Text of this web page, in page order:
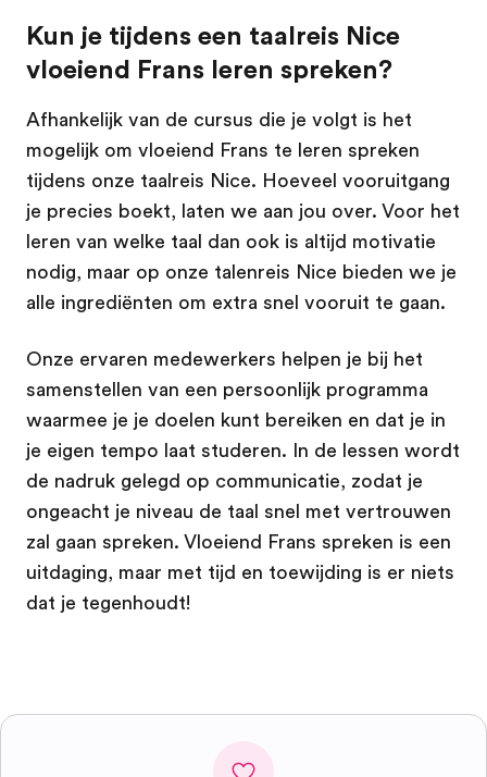
Kun je tijdens een taalreis Nice
vloeiend Frans leren spreken?
Afhankelijk van de cursus die je volgt is het
mogelijk om vloeiend Frans te leren spreken
tijdens onze taalreis Nice. Hoeveel vooruitgang
je precies boekt, laten we aan jou over. Voor het
leren van welke taal dan ook is altijd motivatie
nodig, maar op onze talenreis Nice bieden we je
alle ingrediënten om extra snel vooruit te gaan.
Onze ervaren medewerkers helpen je bij het
samenstellen van een persoonlijk programma
waarmee je je doelen kunt bereiken en dat je in
je eigen tempo laat studeren. In de lessen wordt
de nadruk gelegd op communicatie, zodat je
ongeacht je niveau de taal snel met vertrouwen
zal gaan spreken. Vloeiend Frans spreken is een
uitdaging, maar met tijd en toewijding is er niets
dat je tegenhoudt!